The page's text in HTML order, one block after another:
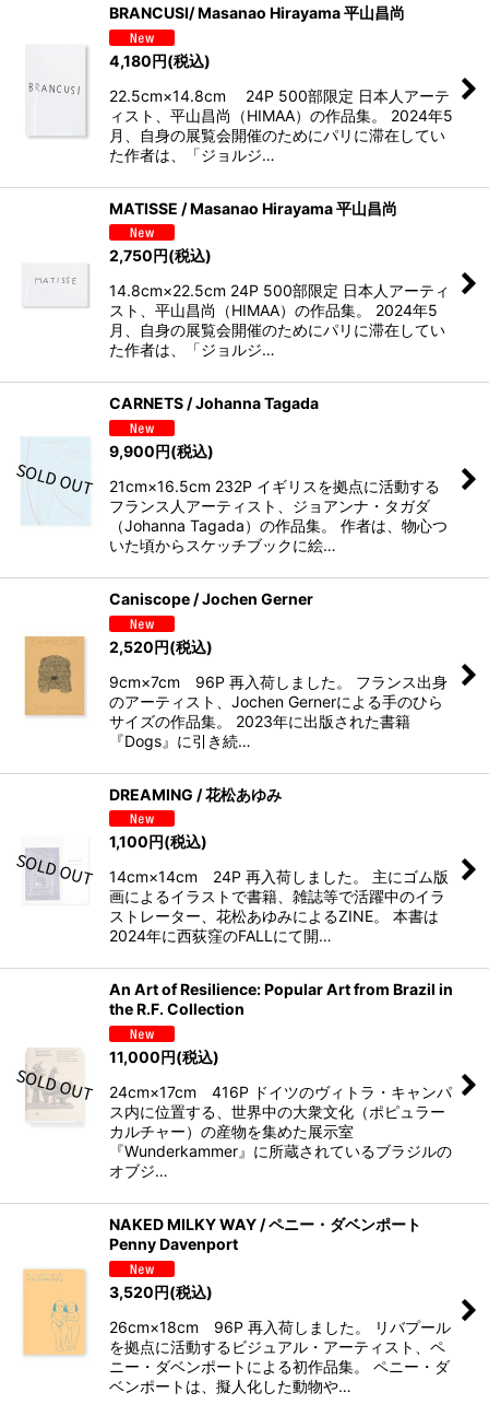
BRANCUSI/ Masanao Hirayama 平山昌尚
4,180円(税込)
22.5cm×14.8cm 24P 500部限定 日本人アーテ
ィスト、平山昌尚（HIMAA）の作品集。 2024年5
月、自身の展覧会開催のためにパリに滞在してい
た作者は、「ジョルジ…
MATISSE / Masanao Hirayama 平山昌尚
2,750円(税込)
14.8cm×22.5cm 24P 500部限定 日本人アーティ
スト、平山昌尚（HIMAA）の作品集。 2024年5
月、自身の展覧会開催のためにパリに滞在してい
た作者は、「ジョルジ…
CARNETS / Johanna Tagada
9,900円(税込)
21cm×16.5cm 232P イギリスを拠点に活動する
フランス人アーティスト、ジョアンナ・タガダ
（Johanna Tagada）の作品集。 作者は、物心つ
いた頃からスケッチブックに絵…
Caniscope / Jochen Gerner
2,520円(税込)
9cm×7cm 96P 再入荷しました。 フランス出身
のアーティスト、Jochen Gernerによる手のひら
サイズの作品集。 2023年に出版された書籍
『Dogs』に引き続…
DREAMING / 花松あゆみ
1,100円(税込)
14cm×14cm 24P 再入荷しました。 主にゴム版
画によるイラストで書籍、雑誌等で活躍中のイラ
ストレーター、花松あゆみによるZINE。 本書は
2024年に西荻窪のFALLにて開…
An Art of Resilience: Popular Art from Brazil in
the R.F. Collection
11,000円(税込)
24cm×17cm 416P ドイツのヴィトラ・キャンパ
ス内に位置する、世界中の大衆文化（ポピュラー
カルチャー）の産物を集めた展示室
『Wunderkammer』に所蔵されているブラジルの
オブジ…
NAKED MILKY WAY / ペニー・ダベンポート
Penny Davenport
3,520円(税込)
26cm×18cm 96P 再入荷しました。 リバプール
を拠点に活動するビジュアル・アーティスト、ペ
ニー・ダベンポートによる初作品集。 ペニー・ダ
ベンポートは、擬人化した動物や…